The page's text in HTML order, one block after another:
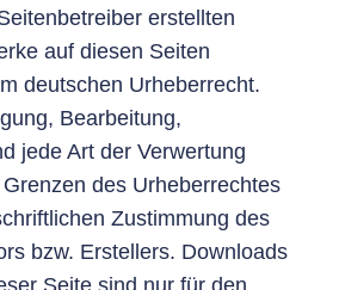
erstellten
auf diesen Seiten
deutschen Urheberrecht.
Bearbeitung,
jede Art der Verwertung
des Urheberrechtes
Zustimmung des
bzw. Erstellers. Downloads
Seite sind nur für den